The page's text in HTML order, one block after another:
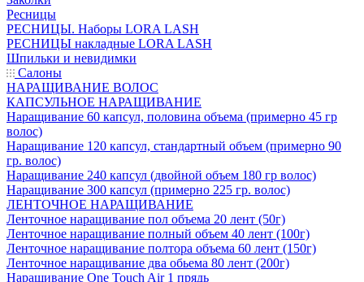
Ресницы
РЕСНИЦЫ. Наборы LORA LASH
РЕСНИЦЫ накладные LORA LASH
Шпильки и невидимки
Салоны
НАРАЩИВАНИЕ ВОЛОС
КАПСУЛЬНОЕ НАРАЩИВАНИЕ
Наращивание 60 капсул, половина объема (примерно 45 гр
волос)
Наращивание 120 капсул, стандартный объем (примерно 90
гр. волос)
Наращивание 240 капсул (двойной объем 180 гр волос)
Наращивание 300 капсул (примерно 225 гр. волос)
ЛЕНТОЧНОЕ НАРАЩИВАНИЕ
Ленточное наращивание пол объема 20 лент (50г)
Ленточное наращивание полный объем 40 лент (100г)
Ленточное наращивание полтора объема 60 лент (150г)
Ленточное наращивание два обьема 80 лент (200г)
Наращивание One Touch Air 1 прядь